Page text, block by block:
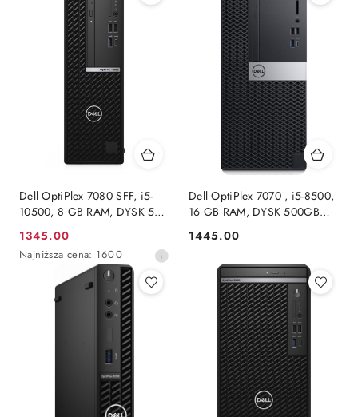
Dell OptiPlex 7080 SFF, i5-
10500, 8 GB RAM, DYSK 500
11 PRO
Cena
promocyjna:
1345.00
Najniższa
Najniższa cena: 1600
Dell OptiPlex 7070 , i5-8500,
16 GB RAM, DYSK 500GB
PRO
Cena:
1445.00